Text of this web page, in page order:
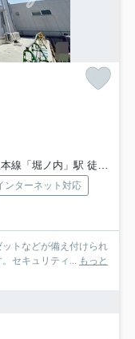
線「堀ノ内」駅 徒歩14分
ンターネット対応
トなどが備え付けられ
セキュリティ... もっと